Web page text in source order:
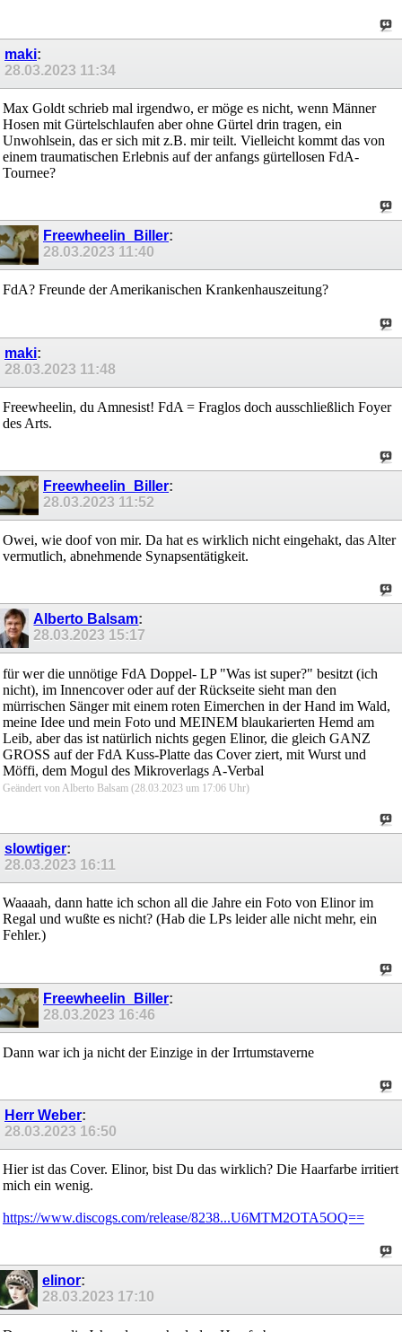
maki:
28.03.2023 11:34
Max Goldt schrieb mal irgendwo, er möge es nicht, wenn Männer
Hosen mit Gürtelschlaufen aber ohne Gürtel drin tragen, ein
Unwohlsein, das er sich mit z.B. mir teilt. Vielleicht kommt das von
einem traumatischen Erlebnis auf der anfangs gürtellosen FdA-
Tournee?
Freewheelin_Biller:
28.03.2023 11:40
FdA? Freunde der Amerikanischen Krankenhauszeitung?
maki:
28.03.2023 11:48
Freewheelin, du Amnesist! FdA = Fraglos doch ausschließlich Foyer
des Arts.
Freewheelin_Biller:
28.03.2023 11:52
Owei, wie doof von mir. Da hat es wirklich nicht eingehakt, das Alter
vermutlich, abnehmende Synapsentätigkeit.
Alberto Balsam:
28.03.2023 15:17
für wer die unnötige FdA Doppel- LP "Was ist super?" besitzt (ich
nicht), im Innencover oder auf der Rückseite sieht man den
mürrischen Sänger mit einem roten Eimerchen in der Hand im Wald,
meine Idee und mein Foto und MEINEM blaukarierten Hemd am
Leib, aber das ist natürlich nichts gegen Elinor, die gleich GANZ
GROSS auf der FdA Kuss-Platte das Cover ziert, mit Wurst und
Möffi, dem Mogul des Mikroverlags A-Verbal
Geändert von Alberto Balsam (28.03.2023 um 17:06 Uhr)
slowtiger:
28.03.2023 16:11
Waaaah, dann hatte ich schon all die Jahre ein Foto von Elinor im
Regal und wußte es nicht? (Hab die LPs leider alle nicht mehr, ein
Fehler.)
Freewheelin_Biller:
28.03.2023 16:46
Dann war ich ja nicht der Einzige in der Irrtumstaverne
Herr Weber:
28.03.2023 16:50
Hier ist das Cover. Elinor, bist Du das wirklich? Die Haarfarbe irritiert
mich ein wenig.
https://www.discogs.com/release/8238...U6MTM2OTA5OQ==
elinor:
28.03.2023 17:10